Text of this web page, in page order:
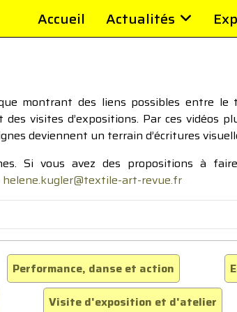
Accueil Actualités
montrant des liens possibles entre
visites d’expositions. Par ces vidéos
deviennent un terrain d’écritures
Si vous avez des propositions à
helene.kugler@textile-art-revue.fr
Performance, danse et action
Visite d'exposition et d'atelier